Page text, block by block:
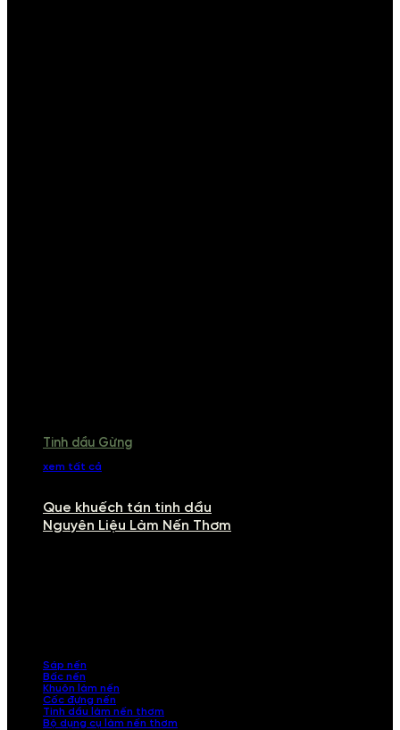
Tinh dầu Gừng
xem tất cả
Que khuếch tán tinh dầu
Nguyên Liệu Làm Nến Thơm
Sáp nến
Bấc nến
Khuôn làm nến
Cốc đựng nến
Tinh dầu làm nến thơm
Bộ dụng cụ làm nến thơm